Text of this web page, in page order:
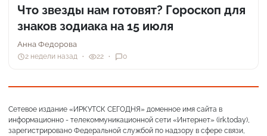
Что звезды нам готовят? Гороскоп для
знаков зодиака на 15 июля
Анна Федорова
2 недели назад 22 0
Сетевое издание «ИРКУТСК СЕГОДНЯ» доменное имя сайта в
информационно - телекоммуникационной сети «Интернет» (irk.today),
зарегистрировано Федеральной службой по надзору в сфере связи,